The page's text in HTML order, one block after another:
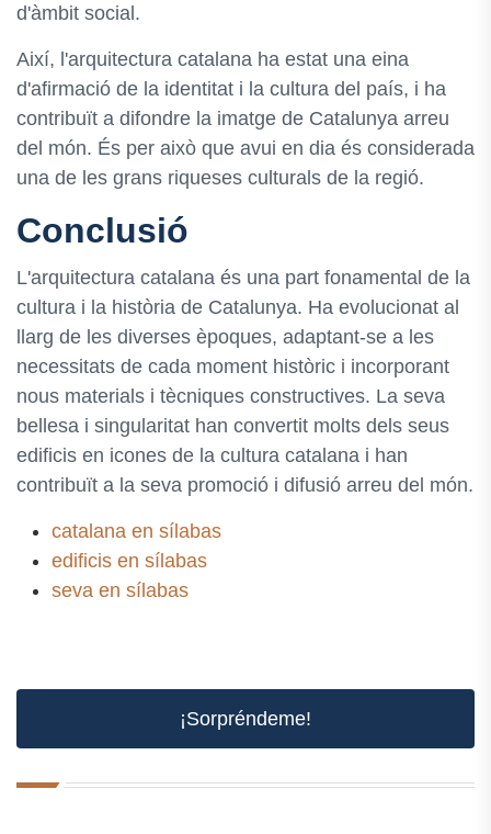
d'àmbit social.
Així, l'arquitectura catalana ha estat una eina
d'afirmació de la identitat i la cultura del país, i ha
contribuït a difondre la imatge de Catalunya arreu
del món. És per això que avui en dia és considerada
una de les grans riqueses culturals de la regió.
Conclusió
L'arquitectura catalana és una part fonamental de la
cultura i la història de Catalunya. Ha evolucionat al
llarg de les diverses èpoques, adaptant-se a les
necessitats de cada moment històric i incorporant
nous materials i tècniques constructives. La seva
bellesa i singularitat han convertit molts dels seus
edificis en icones de la cultura catalana i han
contribuït a la seva promoció i difusió arreu del món.
catalana en sílabas
edificis en sílabas
seva en sílabas
¡Sorpréndeme!